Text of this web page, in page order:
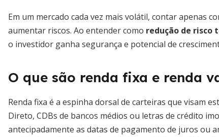
Em um mercado cada vez mais volátil, contar apenas
aumentar riscos. Ao entender como redução de
o investidor ganha segurança e potencial de
O que são renda fixa e renda
Renda fixa é a espinha dorsal de carteiras que visam
Direto, CDBs de bancos médios ou letras de crédito
antecipadamente as datas de pagamento de juros ou